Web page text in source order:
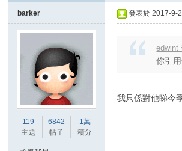
barker
119
主題
6842
帖子
1萬
積分
發表於 2017-9-
edwint
你引
我只係對他睇今